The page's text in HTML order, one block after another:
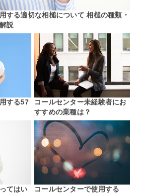
する適切な相槌について 相槌の種類・
説
する57
コールセンター未経験者にお
すすめの業種は？
てはい
コールセンターで使用する